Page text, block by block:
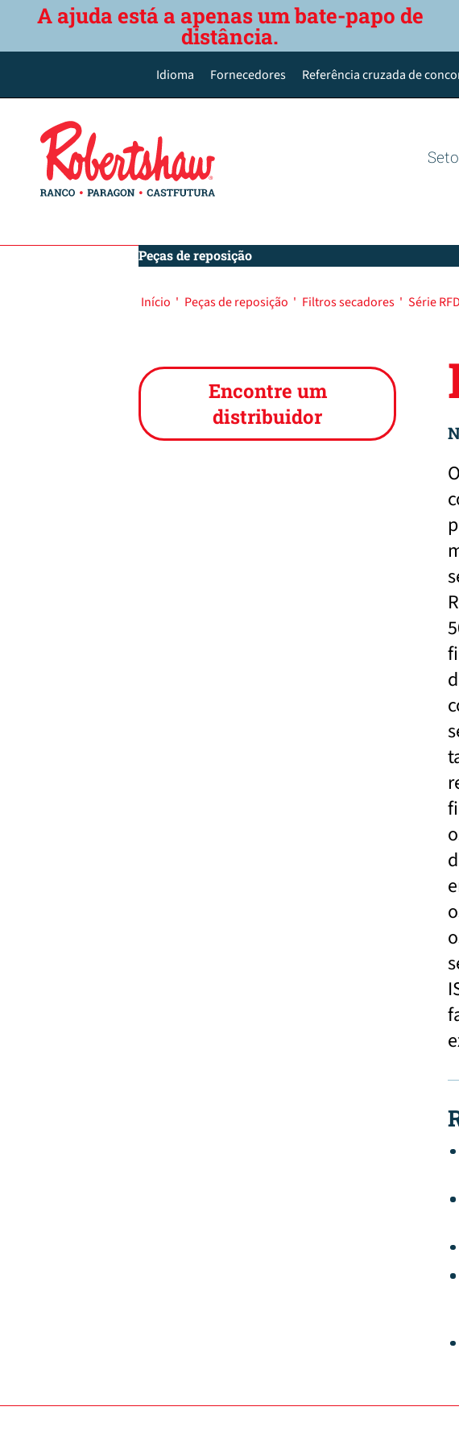
A ajuda está a apenas um bate-papo de
distância.
Idioma
Español de México
Português do Brasil
Fornecedores Referência cruzada de
Peças de reposição
Início ' Peças de reposição ' Filtros secadores ' Série RFD
Encontre um
distribuidor